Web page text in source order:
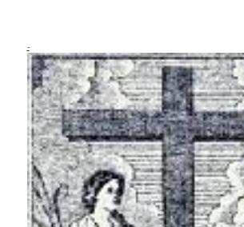
-